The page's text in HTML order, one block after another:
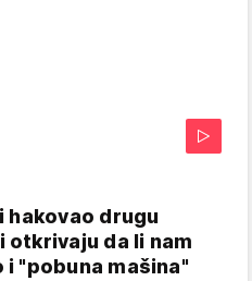
drugu
otkrivaju da li nam
"pobuna mašina"